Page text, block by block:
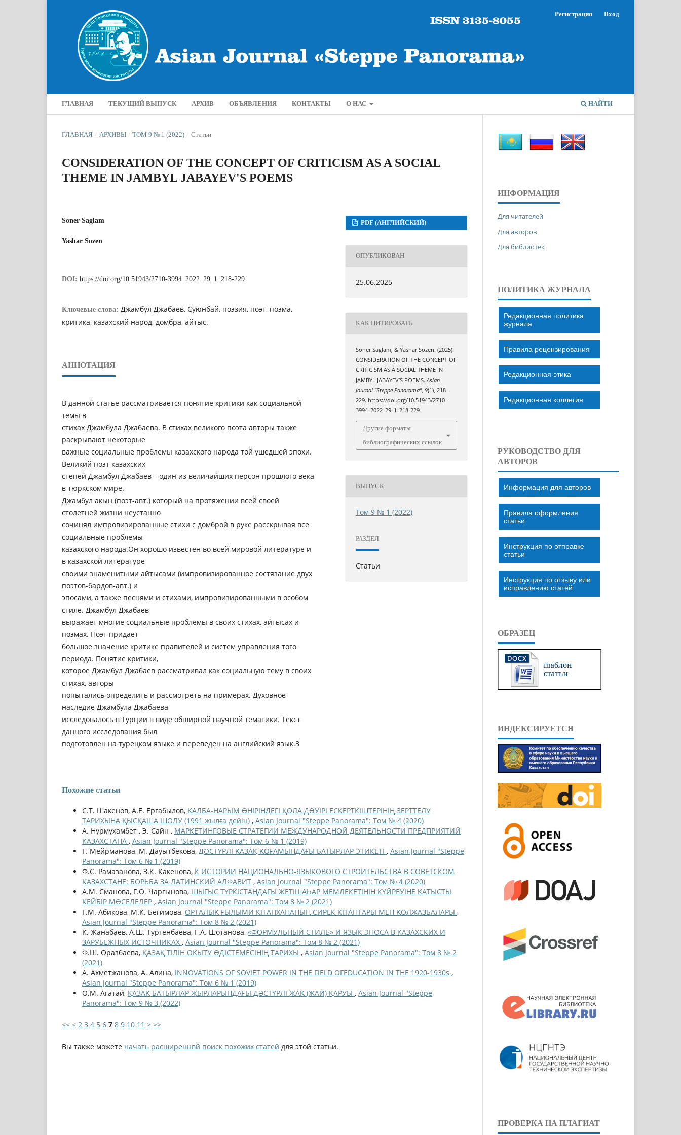
ГЛАВНАЯ ТЕКУЩИЙ ВЫПУСК АРХИВ ОБЪЯВЛЕНИЯ КОНТАКТЫ О НАС НАЙТИ
Регистрация Вход
ГЛАВНАЯ / АРХИВЫ / ТОМ 9 № 1 (2022) / Статьи
CONSIDERATION OF THE CONCEPT OF CRITICISM AS A SOCIAL
THEME IN JAMBYL JABAYEV'S POEMS
Soner Saglam
Yashar Sozen
DOI: https://doi.org/10.51943/2710-3994_2022_29_1_218-229
Ключевые слова: Джамбул Джабаев, Суюнбай, поэзия, поэт, поэма,
критика, казахский народ, домбра, айтыс.
АННОТАЦИЯ
В данной статье рассматривается понятие критики как социальной
темы в
стихах Джамбула Джабаева. В стихах великого поэта авторы также
раскрывают некоторые
важные социальные проблемы казахского народа той ушедшей эпохи.
Великий поэт казахских
степей Джамбул Джабаев – один из величайших персон прошлого века
в тюркском мире.
Джамбул акын (поэт-авт.) который на протяжении всей своей
столетней жизни неустанно
сочинял импровизированные стихи с домброй в руке расскрывая все
социальные проблемы
казахского народа.Он хорошо известен во всей мировой литературе и
в казахской литературе
своими знаменитыми айтысами (импровизированное состязание двух
поэтов-бардов-авт.) и
эпосами, а также песнями и стихами, импровизированными в особом
стиле. Джамбул Джабаев
выражает многие социальные проблемы в своих стихах, айтысах и
поэмах. Поэт придает
большое значение критике правителей и систем управления того
периода. Понятие критики,
которое Джамбул Джабаев рассматривал как социальную тему в своих
стихах, авторы
попытались определить и рассмотреть на примерах. Духовное
наследие Джамбула Джабаева
исследовалось в Турции в виде обширной научной тематики. Текст
данного исследования был
подготовлен на турецком языке и переведен на английский язык.3
PDF (АНГЛИЙСКИЙ)
ОПУБЛИКОВАН
25.06.2025
КАК ЦИТИРОВАТЬ
Soner Saglam, & Yashar Sozen. (2025).
CONSIDERATION OF THE CONCEPT OF
CRITICISM AS A SOCIAL THEME IN
JAMBYL JABAYEV’S POEMS.Asian
Journal "Steppe Panorama", 9(1), 218–
229. https://doi.org/10.51943/2710-
3994_2022_29_1_218-229
Другие форматы
библиографических ссылок
ВЫПУСК
Том 9 № 1 (2022)
РАЗДЕЛ
Статьи
Похожие статьи
С.Т. Шакенов, А.Е. Ергабылов, ҚАЛБА-НАРЫМ ӨҢІРІНДЕГІ ҚОЛА ДƏУІРІ ЕСКЕРТКІШТЕРІНІҢ ЗЕРТТЕЛУ
ТАРИХЫНА ҚЫСҚАША ШОЛУ (1991 жылға дейін) , Asian Journal "Steppe Panorama": Том № 4 (2020)
А. Нурмухамбет , Э. Сайн , МАРКЕТИНГОВЫЕ СТРАТЕГИИ МЕЖДУНАРОДНОЙ ДЕЯТЕЛЬНОСТИ ПРЕДПРИЯТИЙ
КАЗАХСТАНА , Asian Journal "Steppe Panorama": Том 6 № 1 (2019)
Г. Мейрманова, М. Дауытбекова, ДƏСТҮРЛІ ҚАЗАҚ ҚОҒАМЫНДАҒЫ БАТЫРЛАР ЭТИКЕТІ , Asian Journal "Steppe
Panorama": Том 6 № 1 (2019)
Ф.С. Рамазанова, З.К. Какенова, К ИСТОРИИ НАЦИОНАЛЬНО-ЯЗЫКОВОГО СТРОИТЕЛЬСТВА В СОВЕТСКОМ
КАЗАХСТАНЕ: БОРЬБА ЗА ЛАТИНСКИЙ АЛФАВИТ , Asian Journal "Steppe Panorama": Том № 4 (2020)
А.М. Сманова, Г.О. Чаргынова, ШЫҒЫС ТҮРКІСТАНДАҒЫ ЖЕТІШАҺАР МЕМЛЕКЕТІНІҢ КҮЙРЕУІНЕ ҚАТЫСТЫ
КЕЙБІР МƏСЕЛЕЛЕР , Asian Journal "Steppe Panorama": Том 8 № 2 (2021)
Г.М. Абикова, М.К. Бегимова, ОРТАЛЫҚ ҒЫЛЫМИ КІТАПХАНАНЫҢ СИРЕК КІТАПТАРЫ МЕН ҚОЛЖАЗБАЛАРЫ ,
Asian Journal "Steppe Panorama": Том 8 № 2 (2021)
К. Жанабаев, А.Ш. Тургенбаева, Г.А. Шотанова, «ФОРМУЛЬНЫЙ СТИЛЬ» И ЯЗЫК ЭПОСА В КАЗАХСКИХ И
ЗАРУБЕЖНЫХ ИСТОЧНИКАХ , Asian Journal "Steppe Panorama": Том 8 № 2 (2021)
Ф.Ш. Оразбаева, ҚАЗАҚ ТІЛІН ОҚЫТУ ƏДІСТЕМЕСІНІҢ ТАРИХЫ , Asian Journal "Steppe Panorama": Том 8 № 2
(2021)
А. Ахметжанова, А. Алина, INNOVATIONS OF SOVIET POWER IN THE FIELD OFEDUCATION IN THE 1920-1930s ,
Asian Journal "Steppe Panorama": Том 6 № 1 (2019)
Ө.М. Ағатай, ҚАЗАҚ БАТЫРЛАР ЖЫРЛАРЫНДАҒЫ ДӘСТҮРЛІ ЖАҚ (ЖАЙ) ҚАРУЫ , Asian Journal "Steppe
Panorama": Том 9 № 3 (2022)
<< < 2 3 4 5 6 7 8 9 10 11 > >>
Вы также можете начать расширеннвй поиск похожих статей для этой статьи.
ИНФОРМАЦИЯ
Для читателей
Для авторов
Для библиотек
ПОЛИТИКА ЖУРНАЛА
Редакционная политика
журнала
Правила рецензирования
Редакционная этика
Редакционная коллегия
РУКОВОДСТВО ДЛЯ
АВТОРОВ
Информация для авторов
Правила оформления
статьи
Инструкция по отправке
статьи
Инструкция по отзыву или
исправлению статей
ОБРАЗЕЦ
ИНДЕКСИРУЕТСЯ
ПРОВЕРКА НА ПЛАГИАТ